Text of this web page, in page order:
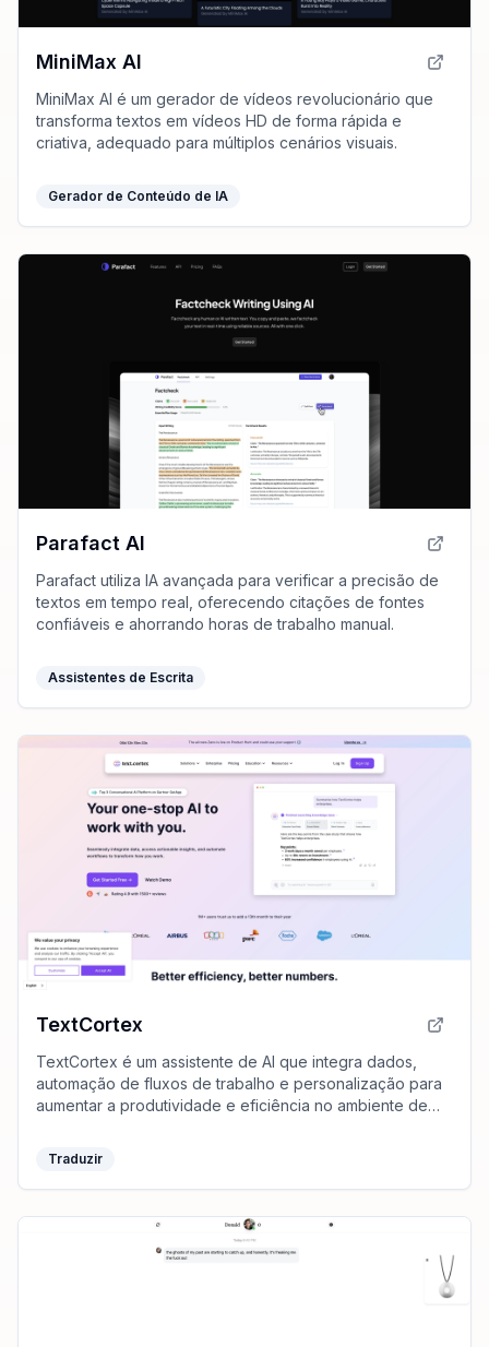
MiniMax AI
MiniMax AI é um gerador de vídeos revolucionário que
transforma textos em vídeos HD de forma rápida e
criativa, adequado para múltiplos cenários visuais.
Gerador de Conteúdo de IA
Parafact AI
Parafact utiliza IA avançada para verificar a precisão de
textos em tempo real, oferecendo citações de fontes
confiáveis e ahorrando horas de trabalho manual.
Assistentes de Escrita
TextCortex
TextCortex é um assistente de AI que integra dados,
automação de fluxos de trabalho e personalização para
aumentar a produtividade e eficiência no ambiente de
Traduzir